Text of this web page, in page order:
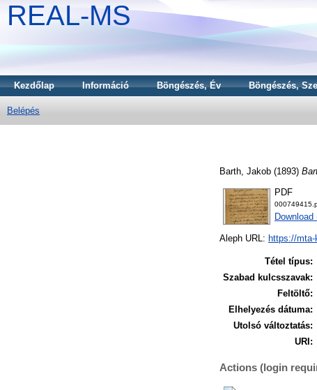
REAL-MS
Kezdőlap Információ Böngészés, Év Böngészés,
Belépés
Barth, Jakob (1893)
PDF
Download
Aleph URL: https://
Tétel típus:
Szabad kulcsszavak:
Feltöltő:
Elhelyezés dátuma:
Utolsó változtatás:
URI:
Actions (login